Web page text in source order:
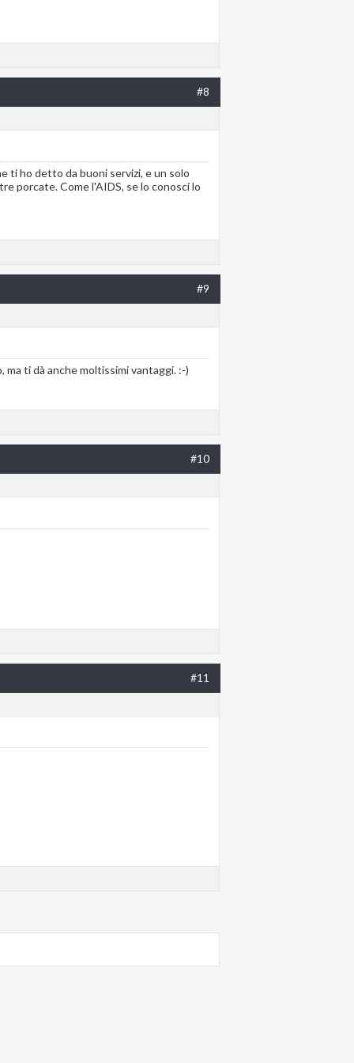
#8
ti ho detto da buoni servizi, e un solo
porcate. Come l'AIDS, se lo conosci lo
#9
ti dà anche moltissimi vantaggi. :-)
#10
#11